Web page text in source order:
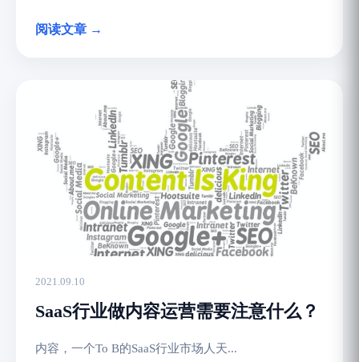
阅读文章 →
2021.09.10
SaaS行业做内容运营需要注意什么？
内容，一个To B的SaaS行业市场人天...